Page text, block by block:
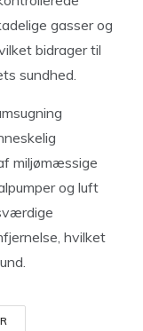
gasser og
bidrager til
sundhed.
miljømæssige
og luft
hvilket